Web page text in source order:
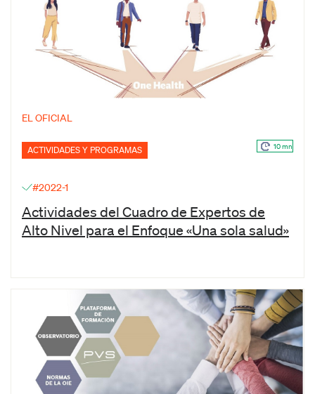
EL OFICIAL
ACTIVIDADES Y PROGRAMAS 10 mn
#2022-1
Actividades del Cuadro de Expertos de
Alto Nivel para el Enfoque «Una sola salud»